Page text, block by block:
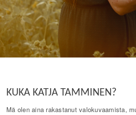
KUKA KATJA TAMMINEN?
Mä olen aina rakastanut valokuvaamista,